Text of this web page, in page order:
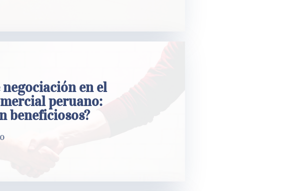
negociación en el
peruano:
beneficiosos?
¿Por qué son